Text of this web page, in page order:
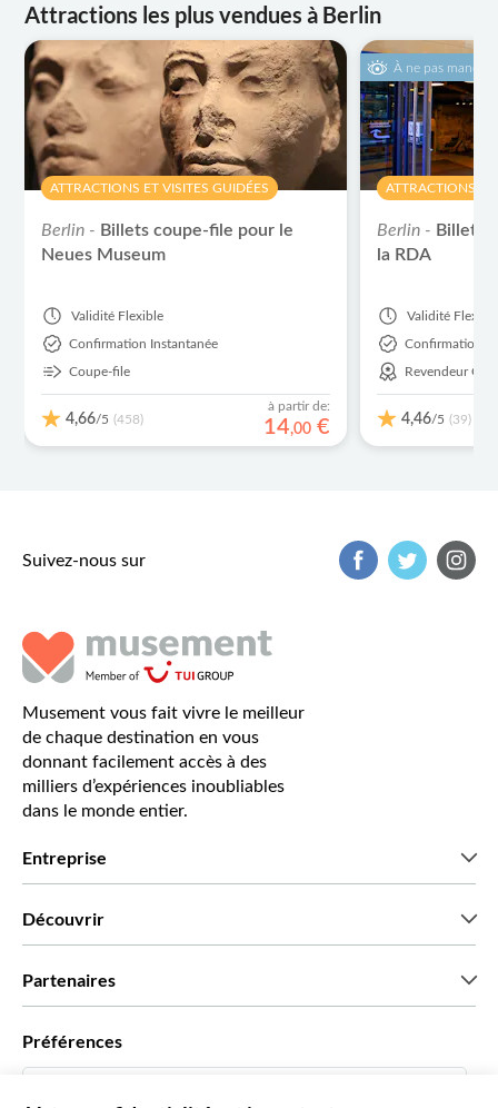
Attractions les plus vendues à Berlin
ATTRACTIONS ET VISITES GUIDÉES
Berlin - Billets coupe-file pour le
Neues Museum
Validité Flexible
Confirmation Instantanée
Coupe-file
4,66/5 (458)
à partir de:
14,00 €
À ne pas
ATTRACTIONS
Berlin - Billet
la RDA
Validité
Confirmation
Revendeur
4,46/5 (39)
Suivez-nous sur
Musement vous fait vivre le meilleur
de chaque destination en vous
donnant facilement accès à des
milliers d’expériences inoubliables
dans le monde entier.
Entreprise
Découvrir
Partenaires
Préférences